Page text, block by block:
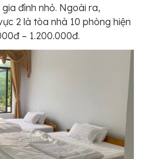
đình nhỏ. Ngoài ra,
2 là tòa nhà 10 phòng hiện
– 1.200.000đ.